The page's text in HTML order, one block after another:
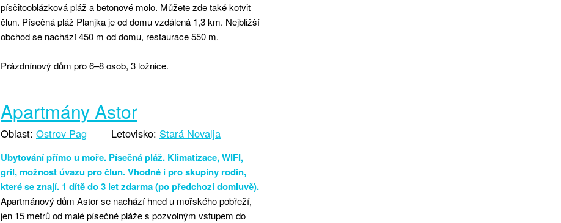
písčitooblázková pláž a betonové molo. Můžete zde také kotvit
člun. Písečná pláž Planjka je od domu vzdálená 1,3 km. Nejbližší
obchod se nachází 450 m od domu, restaurace 550 m.
Prázdnínový dům pro 6–8 osob, 3 ložnice.
Apartmány Astor
Oblast: Ostrov Pag Letovisko: Stará Novalja
Ubytování přímo u moře. Písečná pláž. Klimatizace, WIFI,
gril, možnost úvazu pro člun. Vhodné i pro skupiny rodin,
které se znají. 1 dítě do 3 let zdarma (po předchozí domluvě).
Apartmánový dům Astor se nachází hned u mořského pobřeží,
jen 15 metrů od malé písečné pláže s pozvolným vstupem do